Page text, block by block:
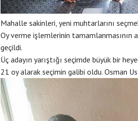
Mahalle sakinleri, yeni muhtarlarını
Oy verme işlemlerinin tamamlanmasının
geçildi.
Üç adayın yarıştığı seçimde büyük bir
21 oy alarak seçimin galibi oldu. Osman